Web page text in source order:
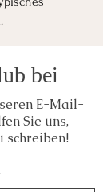
bei
E-Mail-
Sie uns,
schreiben!